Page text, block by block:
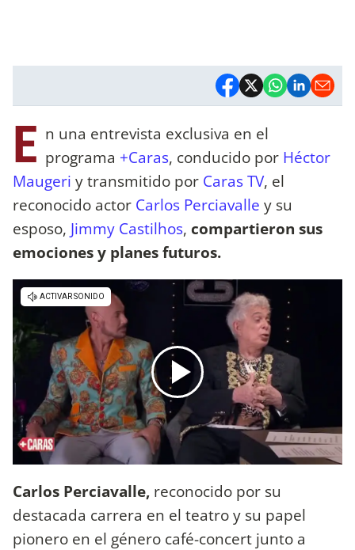
E n una entrevista exclusiva en el
programa +Caras, conducido por Héctor
Maugeri y transmitido por Caras TV, el
reconocido actor Carlos Perciavalle y su
esposo, Jimmy Castilhos, compartieron sus
emociones y planes futuros.
Carlos Perciavalle, reconocido por su
destacada carrera en el teatro y su papel
pionero en el género café-concert junto a